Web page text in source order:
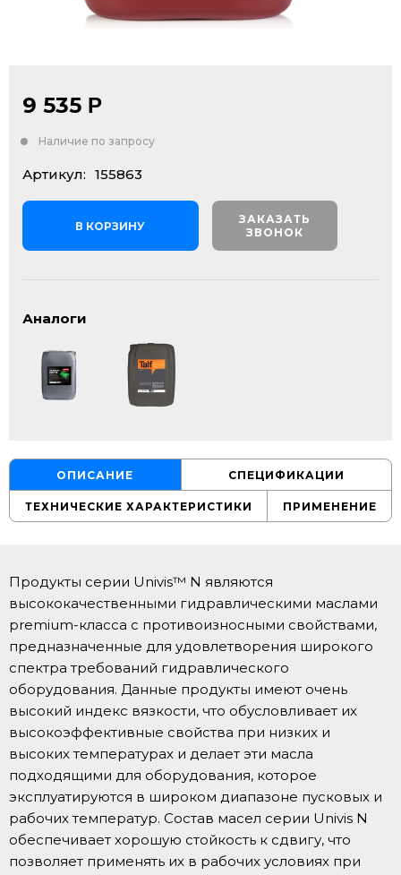
9 535 Р
Наличие по запросу
Артикул: 155863
В КОРЗИНУ
ЗАКАЗАТЬ
ЗВОНОК
Аналоги
ОПИСАНИЕ СПЕЦИФИКАЦИИ
ТЕХНИЧЕСКИЕ ХАРАКТЕРИСТИКИ ПРИМЕНЕНИЕ
Продукты серии Univis™ N являются
высококачественными гидравлическими маслами
premium-класса с противоизносными свойствами,
предназначенные для удовлетворения широкого
спектра требований гидравлического
оборудования. Данные продукты имеют очень
высокий индекс вязкости, что обусловливает их
высокоэффективные свойства при низких и
высоких температурах и делает эти масла
подходящими для оборудования, которое
эксплуатируются в широком диапазоне пусковых и
рабочих температур. Состав масел серии Univis N
обеспечивает хорошую стойкость к сдвигу, что
позволяет применять их в рабочих условиях при